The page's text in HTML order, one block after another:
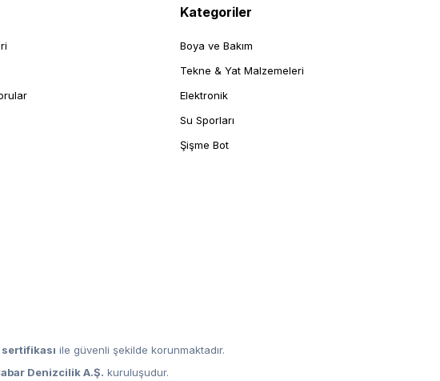
Kategoriler
Boya ve Bakım
Tekne & Yat Malzemeleri
Elektronik
Su Sporları
Şişme Bot
ile güvenli şekilde korunmaktadır.
Denizcilik A.Ş. kuruluşudur.